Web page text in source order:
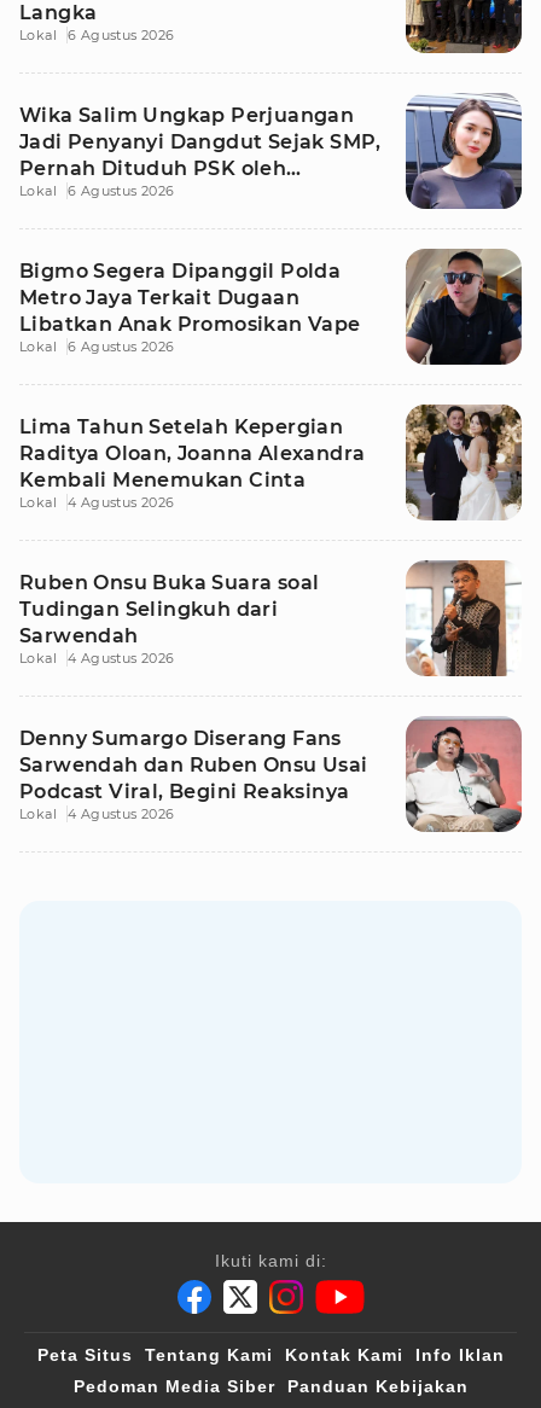
Langka
Lokal 6 Agustus 2026
Wika Salim Ungkap Perjuangan
Jadi Penyanyi Dangdut Sejak SMP,
Pernah Dituduh PSK oleh
Tetangga
Lokal 6 Agustus 2026
Bigmo Segera Dipanggil Polda
Metro Jaya Terkait Dugaan
Libatkan Anak Promosikan Vape
Lokal 6 Agustus 2026
Lima Tahun Setelah Kepergian
Raditya Oloan, Joanna Alexandra
Kembali Menemukan Cinta
Lokal 4 Agustus 2026
Ruben Onsu Buka Suara soal
Tudingan Selingkuh dari
Sarwendah
Lokal 4 Agustus 2026
Denny Sumargo Diserang Fans
Sarwendah dan Ruben Onsu Usai
Podcast Viral, Begini Reaksinya
Lokal 4 Agustus 2026
Ikuti kami di:
Peta Situs Tentang Kami Kontak Kami
Info Iklan
Pedoman Media Siber
Panduan Kebijakan